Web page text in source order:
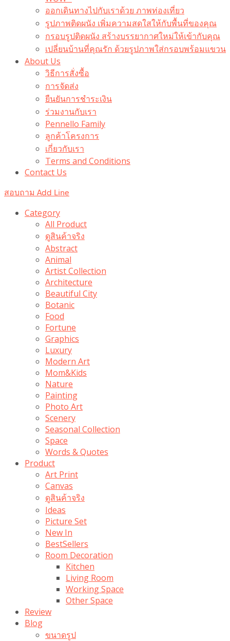
ออกเดินทางไปกับเราด้วย ภาพท่องเที่ยว
รูปภาพติดผนัง เพิ่มความสดใสให้กับพื้นที่ของคุณ
กรอบรูปติดผนัง สร้างบรรยากาศใหม่ให้เข้ากับคุณ
เปลี่ยนบ้านที่คุณรัก ด้วยรูปภาพใส่กรอบพร้อมแขวน​
About Us
วิธีการสั่งซื้อ
การจัดส่ง
ยืนยันการชำระเงิน
ร่วมงานกับเรา
Pennello Family
ลูกค้าโครงการ
เกี่ยวกับเรา
Terms and Conditions
Contact Us
สอบถาม Add Line
Category
All Product
ดูสินค้าจริง
Abstract
Animal
Artist Collection
Architecture
Beautiful City
Botanic
Food
Fortune
Graphics
Luxury
Modern Art
Mom&Kids
Nature
Painting
Photo Art
Scenery
Seasonal Collection
Space
Words & Quotes
Product
Art Print
Canvas
ดูสินค้าจริง
Ideas
Picture Set
New In
BestSellers
Room Decoration
Kitchen
Living Room
Working Space
Other Space
Review
Blog
ขนาดรูป